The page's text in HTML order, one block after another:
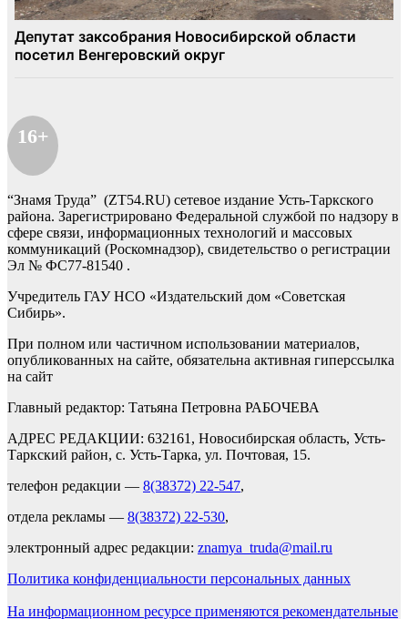
16+
“Знамя Труда” (ZT54.RU) сетевое издание Усть-Таркского
района. Зарегистрировано Федеральной службой по надзору в
сфере связи, информационных технологий и массовых
коммуникаций (Роскомнадзор), свидетельство о регистрации
Эл № ФС77-81540 .
Учредитель ГАУ НСО «Издательский дом «Советская
Сибирь».
При полном или частичном использовании материалов,
опубликованных на сайте, обязательна активная гиперссылка
на сайт
Главный редактор: Татьяна Петровна РАБОЧЕВА
АДРЕС РЕДАКЦИИ: 632161, Новосибирская область, Усть-
Таркский район, с. Усть-Тарка, ул. Почтовая, 15.
телефон редакции — 8(38372) 22-547,
отдела рекламы — 8(38372) 22-530,
электронный адрес редакции: znamya_truda@mail.ru
Политика конфиденциальности персональных данных
На информационном ресурсе применяются рекомендательные